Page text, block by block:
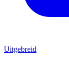
Uitgebreid